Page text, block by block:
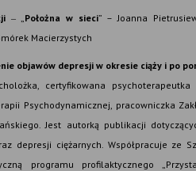
–„ Położna w sieci” – Joanna
Macierzystych
objawów depresji w okresie ciąży i po
certyfikowana
Psychodynamicznej, pracowniczka
Jest autorką publikacji
depresji ciężarnych. Współpracuje ze
programu profilaktycznego